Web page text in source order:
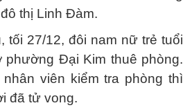
thị Linh Đàm.
tối 27/12, đôi nam nữ trẻ tuổi
phường Đại Kim thuê phòng.
viên kiểm tra phòng thì
đã tử vong.